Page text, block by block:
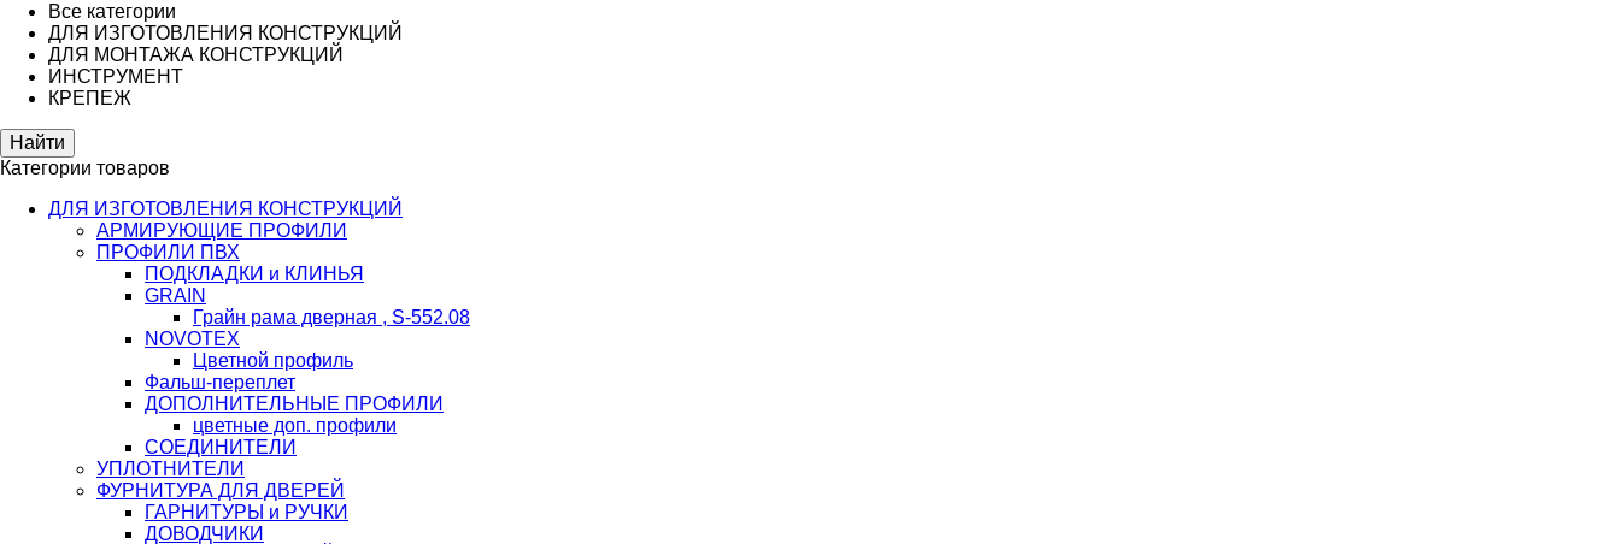
Все категории
ДЛЯ ИЗГОТОВЛЕНИЯ КОНСТРУКЦИЙ
ДЛЯ МОНТАЖА КОНСТРУКЦИЙ
ИНСТРУМЕНТ
КРЕПЕЖ
Категории товаров
ДЛЯ ИЗГОТОВЛЕНИЯ КОНСТРУКЦИЙ
АРМИРУЮЩИЕ ПРОФИЛИ
ПРОФИЛИ ПВХ
ПОДКЛАДКИ и КЛИНЬЯ
GRAIN
Грайн рама дверная , S-552.08
NOVOTEX
Цветной профиль
Фальш-переплет
ДОПОЛНИТЕЛЬНЫЕ ПРОФИЛИ
цветные доп. профили
СОЕДИНИТЕЛИ
УПЛОТНИТЕЛИ
ФУРНИТУРА ДЛЯ ДВЕРЕЙ
ГАРНИТУРЫ и РУЧКИ
ДОВОДЧИКИ